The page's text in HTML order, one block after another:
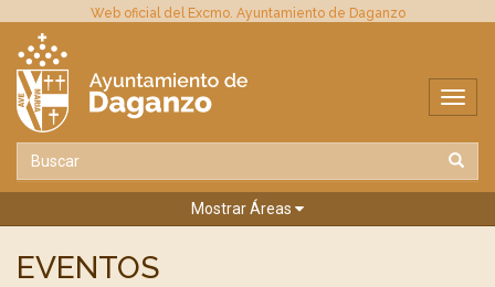
Web oficial del Excmo. Ayuntamiento de Daganzo
Mostrar Áreas
EVENTOS